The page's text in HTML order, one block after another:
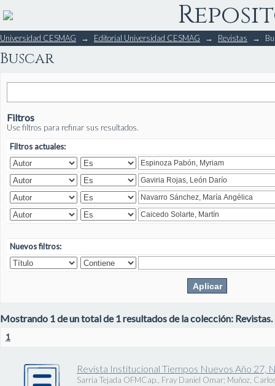
Buscar
Universidad CESMAG → Editorial Universidad CESMAG → Revistas →
Buscar
Filtros
Use filtros para refinar sus resultados.
Filtros actuales:
Nuevos filtros:
Mostrando 1 de un total de 1 resultados de la colección: Revistas.
1
Revista Institucional Tiempos Nuevos Año 27,
Sarria Tejada OFMCap., Fray Daniel Omar; Muñoz,